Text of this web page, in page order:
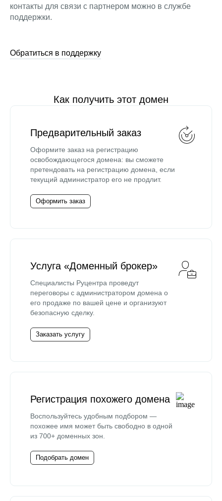
контакты для связи с партнером можно в службе
поддержки.
Обратиться в поддержку
Как получить этот домен
Предварительный заказ
Оформите заказ на регистрацию
освобождающегося домена: вы сможете
претендовать на регистрацию домена, если
текущий администратор его не продлит.
Оформить заказ
Услуга «Доменный брокер»
Специалисты Руцентра проведут
переговоры с администратором домена о
его продаже по вашей цене и организуют
безопасную сделку.
Заказать услугу
Регистрация похожего домена
Воспользуйтесь удобным подбором —
похожее имя может быть свободно в одной
из 700+ доменных зон.
Подобрать домен